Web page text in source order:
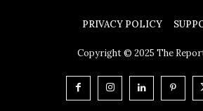
PRIVACY POLICY
Copyright © 2025 The